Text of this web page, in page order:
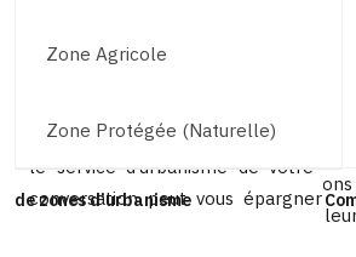
Zone Agricole
Zone Protégée (Naturelle)